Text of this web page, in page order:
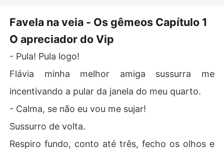
os gêmeos Victor e Hugo. Sabendo exatamente quem q
uer, ela vai gerar raiva e inveja em um dos irmão.
Situações complexas acontecerão, atitudes errônea tra
rá traumas irreparáveis e relações serão cortadas para
Essa é mais uma história que mexerá com os sentiment
erem suas noites de sono, mais uma vez.
Favela na veia - Os gêmeos Capítulo 1
O apreciador do Vip
- Pula! Pula logo!
Flávia minha melhor amiga sussurra me
incentivando a pular da janela do meu quarto.
- Calma, se não eu vou me sujar!
Sussurro de volta.
Respiro fundo, conto até três, fecho os olhos e